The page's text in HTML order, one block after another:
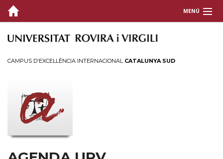
MENÚ
CAMPUS D'EXCEL·LÈNCIA INTERNACIONAL CATALUNYA SUD